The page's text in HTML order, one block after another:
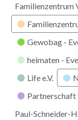
Familienzentrum
Gewobag -
heimaten -
Life e.V.
Partnerschaft
Paul-Schneider-